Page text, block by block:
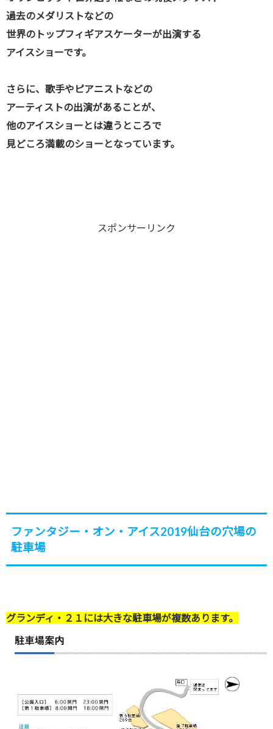
過去のメダリストなどの
世界のトップフィギアスケーターが出演する
アイスショーです。
さらに、歌手やピアニストなどの
アーティストの出演があることが、
他のアイスショーとは違うところで
見どころ満載のショーとなっています。
スポンサーリンク
ファンタジー・オン・アイス2019仙台の穴場の
駐車場
グランディ・２１には大きな駐車場が複数あります。